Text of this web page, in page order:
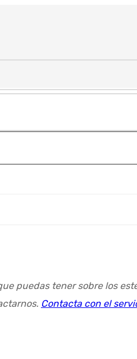
puedas tener sobre los
Contacta con el